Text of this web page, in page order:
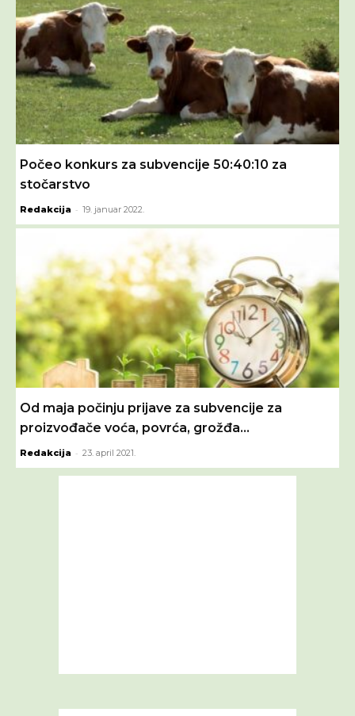
Počeo konkurs za subvencije 50:40:10 za
stočarstvo
Redakcija - 19. januar 2022.
Od maja počinju prijave za subvencije za
proizvođače voća, povrća, grožđa...
Redakcija - 23. april 2021.